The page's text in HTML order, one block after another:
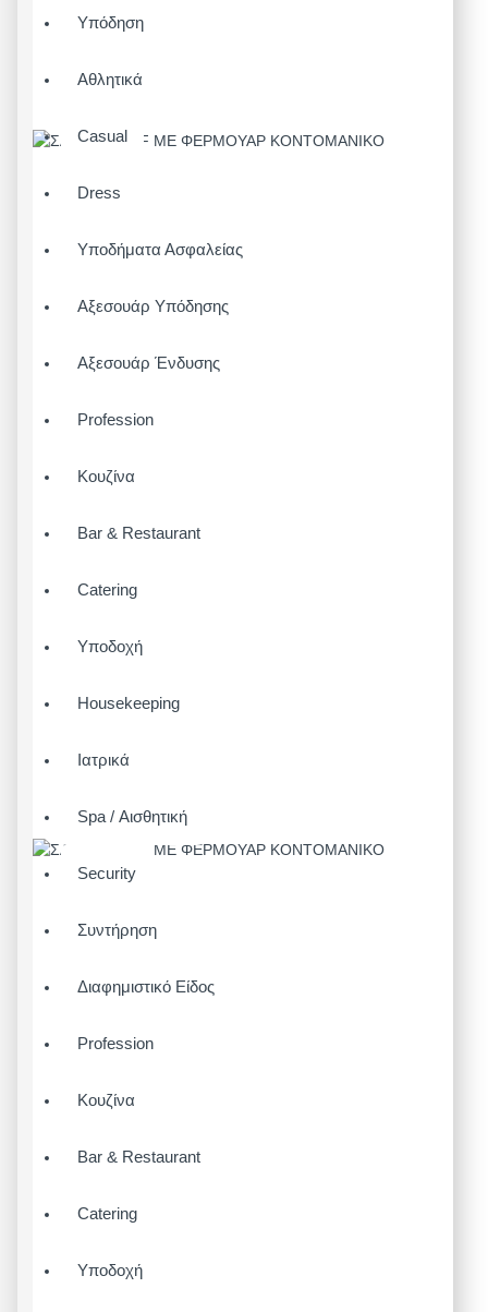
Υπόδηση
Αθλητικά
Casual
Dress
Υποδήματα Ασφαλείας
Αξεσουάρ Υπόδησης
Αξεσουάρ Ένδυσης
Profession
Κουζίνα
Bar & Restaurant
Catering
Υποδοχή
Housekeeping
Ιατρικά
Spa / Αισθητική
Security
Συντήρηση
Διαφημιστικό Είδος
Profession
Κουζίνα
Bar & Restaurant
Catering
Υποδοχή